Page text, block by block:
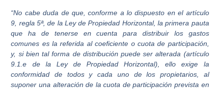
“No cabe duda de que, conforme a lo dispuesto en el artículo
9, regla 5ª, de la Ley de Propiedad Horizontal, la primera pauta
que ha de tenerse en cuenta para distribuir los gastos
comunes es la referida al coeficiente o cuota de participación,
y, si bien tal forma de distribución puede ser alterada (artículo
9.1.e de la Ley de Propiedad Horizontal), ello exige la
conformidad de todos y cada uno de los propietarios, al
suponer una alteración de la cuota de participación prevista en